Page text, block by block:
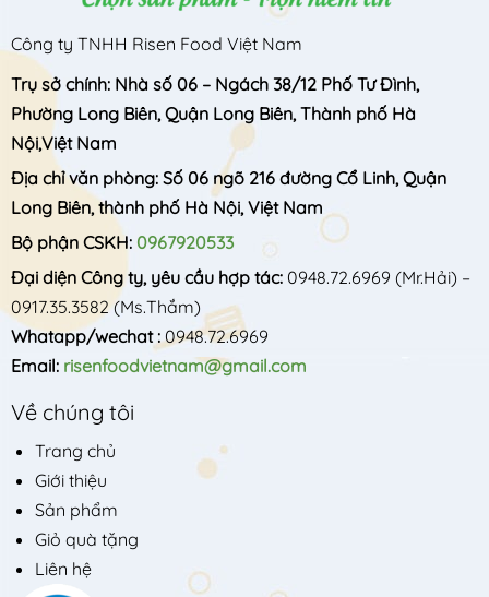
Công ty TNHH Risen Food Việt Nam
Trụ sở chính: Nhà số 06 – Ngách 38/12 Phố Tư Đình,
Phường Long Biên, Quận Long Biên, Thành phố Hà
Nội,Việt Nam
Địa chỉ văn phòng: Số 06 ngõ 216 đường Cổ Linh, Quận
Long Biên, thành phố Hà Nội, Việt Nam
Bộ phận CSKH: 0967920533
Đại diện Công ty, yêu cầu hợp tác: 0948.72.6969 (Mr.Hải) –
0917.35.3582(Ms.Thắm)
Whatapp/wechat : 0948.72.6969
Email: risenfoodvietnam@gmail.com
Về chúng tôi
Trang chủ
Giới thiệu
Sản phẩm
Giỏ quà tặng
Liên hệ